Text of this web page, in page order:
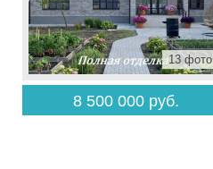
8 500 000 руб.
13 фото